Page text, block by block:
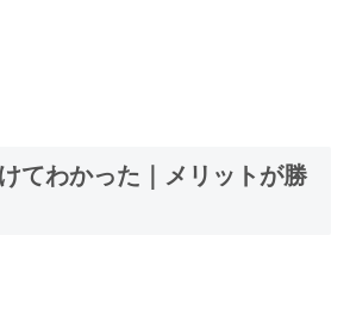
てわかった｜メリットが勝